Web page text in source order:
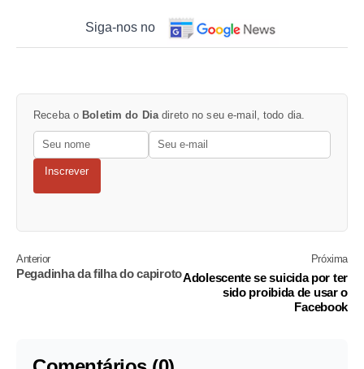
Siga-nos no
Receba o Boletim do Diadireto no seu e-mail, todo dia.
Inscrever
Anterior
Pegadinha da filha do capiroto
Próxima
Adolescente se suicida por ter
sido proibida de usar o
Facebook